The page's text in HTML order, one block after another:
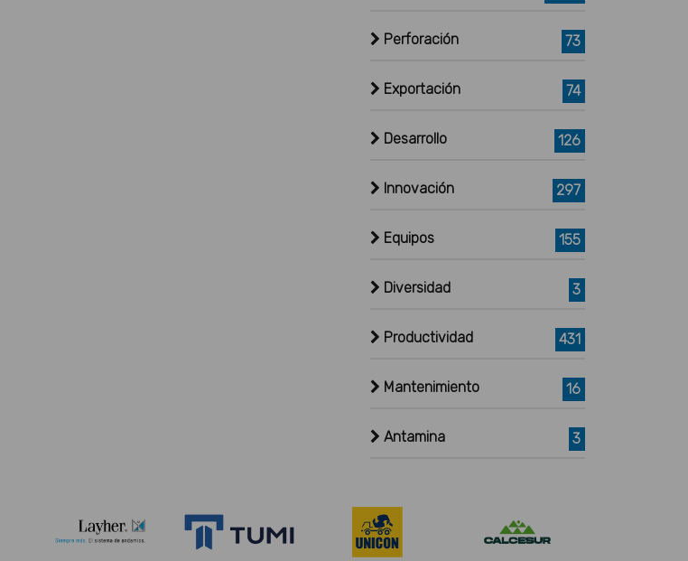
Perforación 73
Exportación 74
Desarrollo 126
Innovación 297
Equipos 155
Diversidad 3
Productividad 431
Mantenimiento 16
Antamina 3